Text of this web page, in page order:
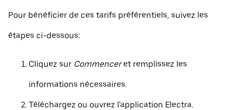
Pour bénéficier de ces tarifs préférentiels, suivez les
étapes ci-dessous:
Cliquez sur Commenceret remplissez les
informations nécessaires.
Téléchargez ou ouvrez l'application Electra.